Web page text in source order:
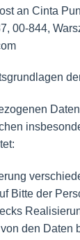
an Cinta
00-844,
Bitte der
den Daten